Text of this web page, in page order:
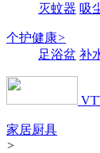
灭蚊器 吸
个护健康>
足浴盆 补
家居厨具
>